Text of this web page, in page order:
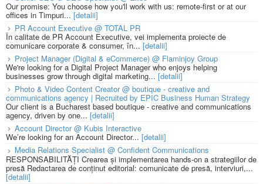
Our promise: You choose how you'll work with us: remote-first or at our
offices in Timpuri... [detalii]
PR Account Executive @ TOTAL PR
În calitate de PR Account Executive, vei implementa proiecte de
comunicare corporate & consumer, în... [detalii]
Project Manager (Digital & eCommerce) @ Flaminjoy Group
We're looking for a Digital Project Manager who enjoys helping
businesses grow through digital marketing... [detalii]
Photo & Video Content Creator @ boutique - creative and
communications agency | Recruited by EPIC Business Human Strategy
Our client is a Bucharest based boutique - creative and communications
agency, driven by one... [detalii]
Account Director @ Kubis Interactive
We’re looking for an Account Director... [detalii]
Media Relations Specialist @ Confident Communications
RESPONSABILITĂȚI Crearea și implementarea hands-on a strategiilor de
presă Redactarea de conținut editorial: comunicate de presă, interviuri,...
[detalii]